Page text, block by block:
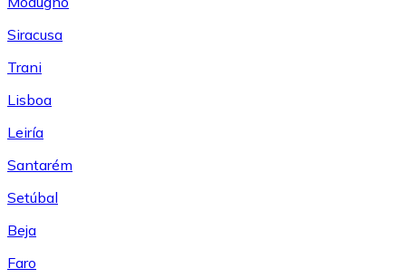
Siracusa
Trani
Lisboa
Leiría
Santarém
Setúbal
Beja
Faro